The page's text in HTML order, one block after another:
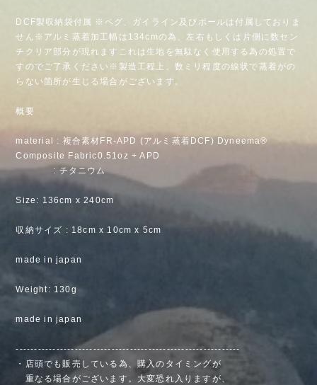
DCF製収納袋付属 ※ペグ、ガイライン及びポールは付属しておりま
せん※アルミ蒸着加工幅は134cmの為、左右もしくは片側に数セン
チクリア部分が現れますこれは生地を無駄なく使用する為の処置で
すのでご了承ください※製造工程上、数ミリ程度の線状で蒸着がの
らない箇所が生じる場合がございます。
概要
material : 複合素材FR-APD (アルミ蒸着DCF) Dyneema®
Composite Fabric0.51oz + APD
: チタニウム
Size: 136cm x 240cm
収納サイズ : 18cm x 10cm x 5cm
made in japan
Weight: 130g
made in japan
-------------------------------------------------------------
・店頭でも販売している為、購入のタイミングが
重なる場合がございます。大変恐れ入りますが、